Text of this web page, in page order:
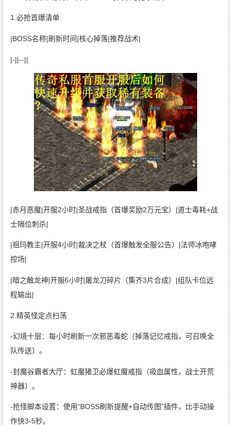
1.必抢首爆清单
|BOSS名称|刷新时间|核心掉落|推荐战术|
|-||--||
|赤月恶魔|开服2小时|圣战戒指（首爆奖励2万元宝）|道士毒耗+战
士隔位刺杀|
|祖玛教主|开服4小时|裁决之杖（首爆触发全服公告）|法师冰咆哮
控场|
|暗之触龙神|开服6小时|屠龙刀碎片（集齐3片合成）|组队卡位远
程输出|
2.精英怪定点扫荡
-幻境十层：每小时刷新一次邪恶毒蛇（掉落记忆戒指，可召唤全
队传送）。
-封魔谷霸者大厅：虹魔猪卫必爆虹魔戒指（吸血属性，战士开荒
神器）。
-抢怪脚本设置：使用“BOSS刷新提醒+自动传图”插件，比手动操
作快3-5秒。